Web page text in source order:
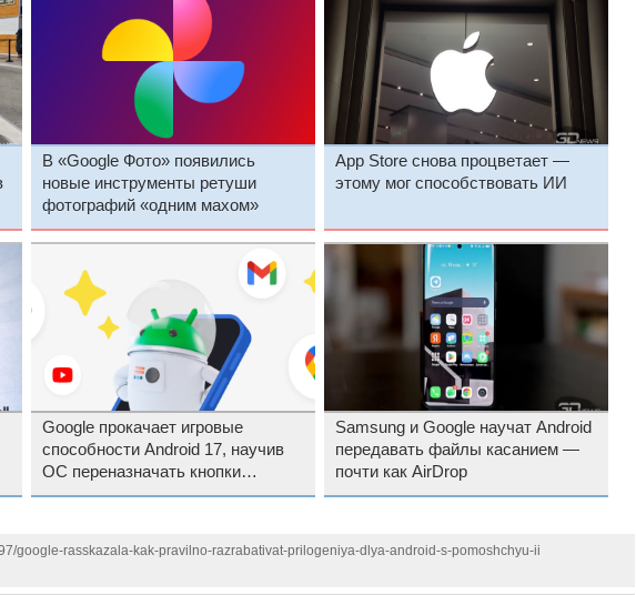
В «Google Фото» появились
новые инструменты ретуши
фотографий «одним махом»
App Store снова процветает —
этому мог способствовать ИИ
Google прокачает игровые
способности Android 17, научив
ОС переназначать кнопки
геймпадов
Samsung и Google научат Android
передавать файлы касанием —
почти как AirDrop
google-rasskazala-kak-pravilno-razrabativat-prilogeniya-dlya-android-s-pomoshchyu-ii